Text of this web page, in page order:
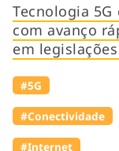
Tecnologia
com avanço
em
#5G
#Conectividade
#Internet